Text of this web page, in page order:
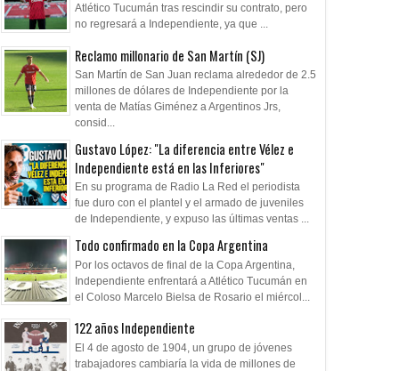
Atlético Tucumán tras rescindir su contrato, pero
no regresará a Independiente, ya que ...
Reclamo millonario de San Martín (SJ)
San Martín de San Juan reclama alrededor de 2.5
millones de dólares de Independiente por la
venta de Matías Giménez a Argentinos Jrs,
consid...
Gustavo López: "La diferencia entre Vélez e
Independiente está en las Inferiores"
En su programa de Radio La Red el periodista
fue duro con el plantel y el armado de juveniles
de Independiente, y expuso las últimas ventas ...
Todo confirmado en la Copa Argentina
Por los octavos de final de la Copa Argentina,
Independiente enfrentará a Atlético Tucumán en
el Coloso Marcelo Bielsa de Rosario el miércol...
122 años Independiente
El 4 de agosto de 1904, un grupo de jóvenes
trabajadores cambiaría la vida de millones de